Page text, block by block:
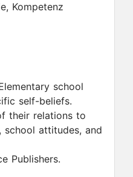
Kompetenz
school
self-beliefs.
their relations to
school attitudes, and
Publishers.